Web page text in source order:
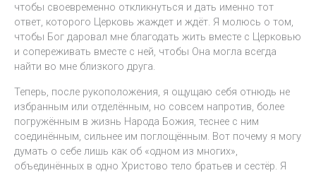
чтобы своевременно откликнуться и дать именно тот
ответ, которого Церковь жаждет и ждёт. Я молюсь о том,
чтобы Бог даровал мне благодать жить вместе с Церковью
и сопереживать вместе с ней, чтобы Она могла всегда
найти во мне близкого друга.
Теперь, после рукоположения, я ощущаю себя отнюдь не
избранным или отделённым, но совсем напротив, более
погружённым в жизнь Народа Божия, теснее с ним
соединённым, сильнее им поглощённым. Вот почему я могу
думать о себе лишь как об «одном из многих»,
объединённых в одно Христово тело братьев и сестёр. Я